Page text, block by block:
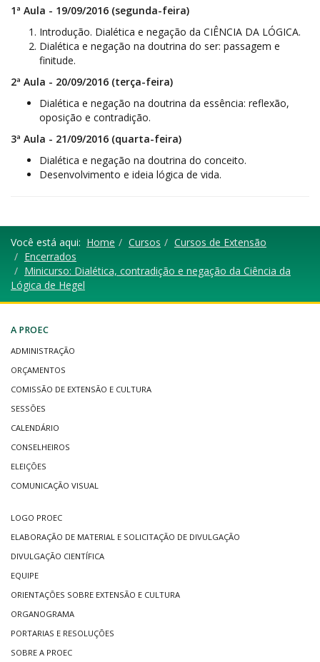
1ª Aula - 19/09/2016 (segunda-feira)
Introdução. Dialética e negação da CIÊNCIA DA LÓGICA.
Dialética e negação na doutrina do ser: passagem e
finitude.
2ª Aula - 20/09/2016 (terça-feira)
Dialética e negação na doutrina da essência: reflexão,
oposição e contradição.
3ª Aula - 21/09/2016 (quarta-feira)
Dialética e negação na doutrina do conceito.
Desenvolvimento e ideia lógica de vida.
Você está aqui: Home Cursos
Cursos de Extensão
Encerrados
Minicurso: Dialética, contradição e negação da Ciência da
Lógica de Hegel
A PROEC
ADMINISTRAÇÃO
ORÇAMENTOS
COMISSÃO DE EXTENSÃO E CULTURA
SESSÕES
CALENDÁRIO
CONSELHEIROS
ELEIÇÕES
COMUNICAÇÃO VISUAL
LOGO PROEC
ELABORAÇÃO DE MATERIAL E SOLICITAÇÃO DE DIVULGAÇÃO
DIVULGAÇÃO CIENTÍFICA
EQUIPE
ORIENTAÇÕES SOBRE EXTENSÃO E CULTURA
ORGANOGRAMA
PORTARIAS E RESOLUÇÕES
SOBRE A PROEC